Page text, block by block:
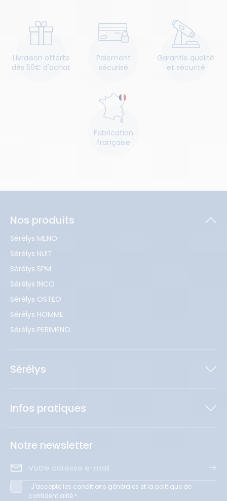
Livraison offerte
dès 50€ d'achat
Paiement
sécurisé
Garantie qualité
et sécurité
Fabrication
française
Nos produits
Sérélys MENO
Sérélys NUIT
Sérélys SPM
Sérélys INCO
Sérélys OSTEO
Sérélys HOMME
Sérélys PERIMENO
Sérélys
Infos pratiques
Notre newsletter
J'accepte les conditions générales et la politique de
confidentialité *